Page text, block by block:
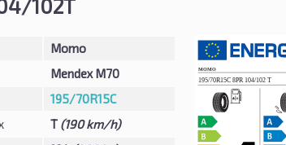
102T
Momo
Mendex M70
195/70R15C
T (190 km/h)